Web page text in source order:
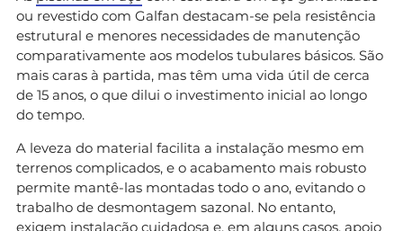
ou revestido com Galfan destacam-se pela resistência
estrutural e menores necessidades de manutenção
comparativamente aos modelos tubulares básicos. São
mais caras à partida, mas têm uma vida útil de cerca
de 15 anos, o que dilui o investimento inicial ao longo
do tempo.
A leveza do material facilita a instalação mesmo em
terrenos complicados, e o acabamento mais robusto
permite mantê-las montadas todo o ano, evitando o
trabalho de desmontagem sazonal. No entanto,
exigem instalação cuidadosa e, em alguns casos, apoio